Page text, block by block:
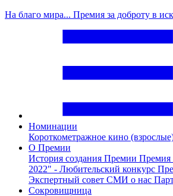
На благо мира... Премия за доброту в
Номинации
Короткометражное кино
О Премии
История создания Премии Премия
2022" - Любительский конкурс
Экспертный совет СМИ о нас
Сокровищница